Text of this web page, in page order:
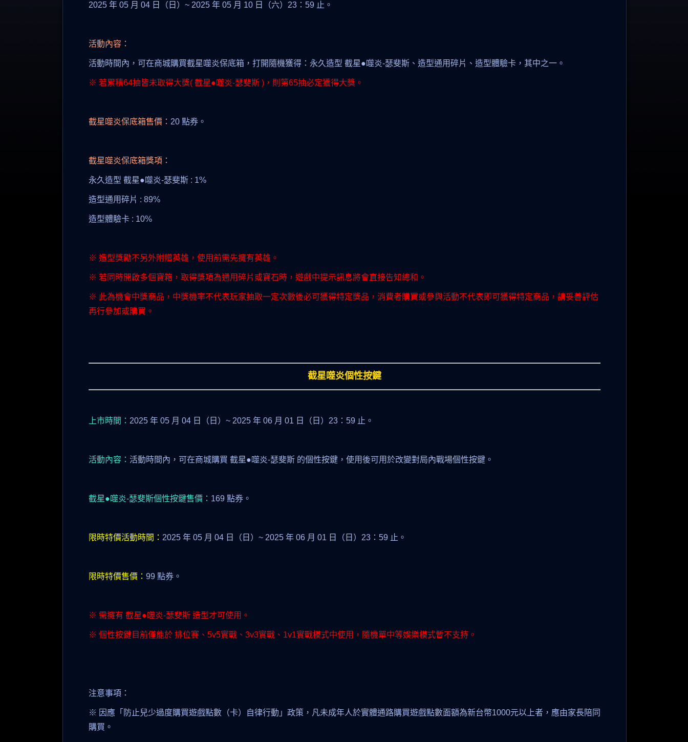
2025 年 05 月 04 日（日）~ 2025 年 05 月 10 日（六）23：59 止。
活動內容：
活動時間內，可在商城購買截星噬炎保底箱，打開隨機獲得：永久造型 截星●噬炎-瑟斐斯、造型通用碎片、造型體驗卡，其中之一。
※ 若累積64抽皆未取得大獎( 截星●噬炎-瑟斐斯 )，則第65抽必定獲得大獎。
截星噬炎保底箱售價： 20 點券。
截星噬炎保底箱獎項：
永久造型 截星●噬炎-瑟斐斯 : 1%
造型通用碎片 : 89%
造型體驗卡 : 10%
※ 造型獎勵不另外附贈英雄，使用前需先擁有英雄。
※ 若同時開啟多個寶箱，取得獎項為通用碎片或寶石時，遊戲中提示訊息將會直接告知總和。
※ 此為機會中獎商品，中獎機率不代表玩家抽取一定次數後必可獲得特定獎品，消費者購買或參與活動不代表即可獲得特定商品，請妥善評估
再行參加或購買。
截星噬炎個性按鍵
上市時間： 2025 年 05 月 04 日（日）~ 2025 年 06 月 01 日（日）23：59 止。
活動內容： 活動時間內，可在商城購買 截星●噬炎-瑟斐斯 的個性按鍵，使用後可用於改變對局內戰場個性按鍵。
截星●噬炎-瑟斐斯個性按鍵售價： 169 點券。
限時特價活動時間： 2025 年 05 月 04 日（日）~ 2025 年 06 月 01 日（日）23：59 止。
限時特價售價： 99 點券。
※ 需擁有 截星●噬炎-瑟斐斯 造型才可使用。
※ 個性按鍵目前僅能於 排位賽、5v5實戰、3v3實戰、1v1實戰模式中使用，隨機單中等娛樂模式暫不支持。
注意事項：
※ 因應「防止兒少過度購買遊戲點數（卡）自律行動」政策，凡未成年人於實體通路購買遊戲點數面額為新台幣1000元以上者，應由家長陪同
購買。